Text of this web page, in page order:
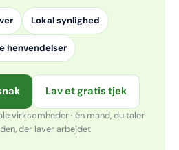
Lokal synlighed
henvendelser
Lav et gratis tjek
virksomheder · én mand, du taler
der laver arbejdet